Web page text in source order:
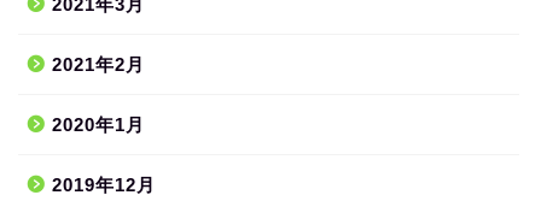
2021年2月
2020年1月
2019年12月